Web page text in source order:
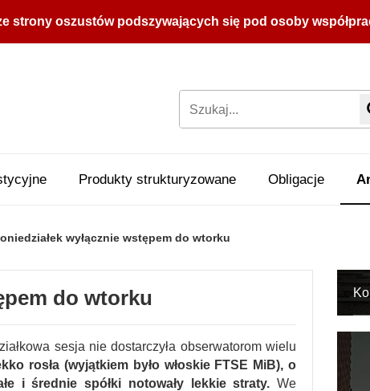
strony oszustów podszywających się pod osoby
Produkty strukturyzowane Obligacje
wyłącznie wstępem do wtorku
do wtorku
sesja nie dostarczyła obserwatorom wielu
rosła (wyjątkiem było włoskie FTSE MiB), o
i średnie spółki notowały lekkie straty. We